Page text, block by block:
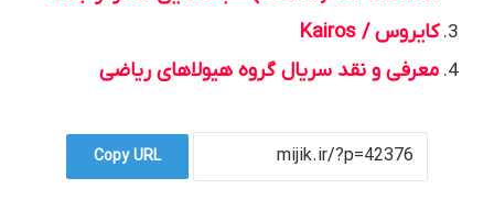
کایروس / Kairos
معرفی و نقد سریال گروه هیولاهای ریاضی
Copy URL